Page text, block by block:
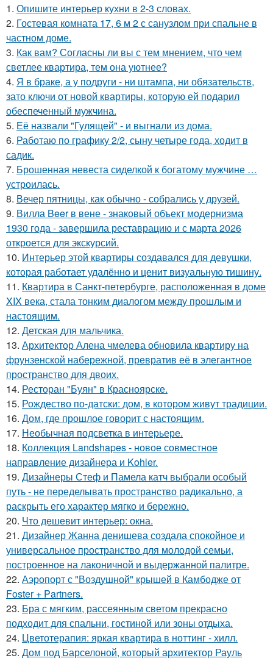
1. Опишите интерьер кухни в 2-3 словах.
2. Гостевая комната 17, 6 м 2 с санузлом при спальне в
частном доме.
3. Как вам? Согласны ли вы с тем мнением, что чем
светлее квартира, тем она уютнее?
4. Я в браке, а у подруги - ни штампа, ни обязательств,
зато ключи от новой квартиры, которую ей подарил
обеспеченный мужчина.
5. Её назвали "Гулящей" - и выгнали из дома.
6. Работаю по графику 2/2, сыну четыре года, ходит в
садик.
7. Брошенная невеста сиделкой к богатому мужчине …
устроилась.
8. Вечер пятницы, как обычно - собрались у друзей.
9. Вилла Beer в вене - знаковый объект модернизма
1930 года - завершила реставрацию и с марта 2026
откроется для экскурсий.
10. Интерьер этой квартиры создавался для девушки,
которая работает удалённо и ценит визуальную тишину.
11. Квартира в Санкт-петербурге, расположенная в доме
XIX века, стала тонким диалогом между прошлым и
настоящим.
12. Детская для мальчика.
13. Архитектор Алена чмелева обновила квартиру на
фрунзенской набережной, превратив её в элегантное
пространство для двоих.
14. Ресторан "Буян" в Красноярске.
15. Рождество по-датски: дом, в котором живут традиции.
16. Дом, где прошлое говорит с настоящим.
17. Необычная подсветка в интерьере.
18. Коллекция Landshapes - новое совместное
направление дизайнера и Kohler.
19. Дизайнеры Стеф и Памела катч выбрали особый
путь - не переделывать пространство радикально, а
раскрыть его характер мягко и бережно.
20. Что дешевит интерьер: окна.
21. Дизайнер Жанна денишева создала спокойное и
универсальное пространство для молодой семьи,
построенное на лаконичной и выдержанной палитре.
22. Аэропорт с "Воздушной" крышей в Камбодже от
Foster + Partners.
23. Бра с мягким, рассеянным светом прекрасно
подходит для спальни, гостиной или зоны отдыха.
24. Цветотерапия: яркая квартира в ноттинг - хилл.
25. Дом под Барселоной, который архитектор Рауль